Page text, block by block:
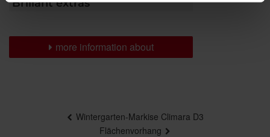
Brillant extras
more information about
Wintergarten-Markise Climara D3
Flächenvorhang